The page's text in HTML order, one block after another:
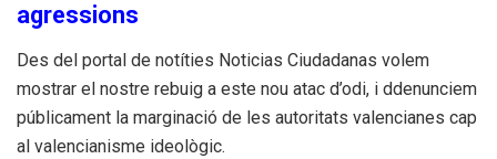
agressions
Des del portal de notíties Noticias Ciudadanas volem
mostrar el nostre rebuig a este nou atac d’odi, i ddenunciem
públicament la marginació de les autoritats valencianes cap
al valencianisme ideològic.